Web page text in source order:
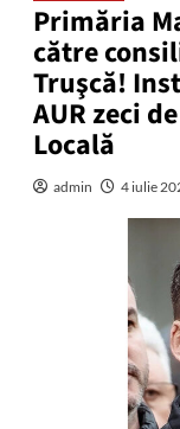
Primăria
către
Truşcă!
AUR zeci
Locală
admin 4 iulie